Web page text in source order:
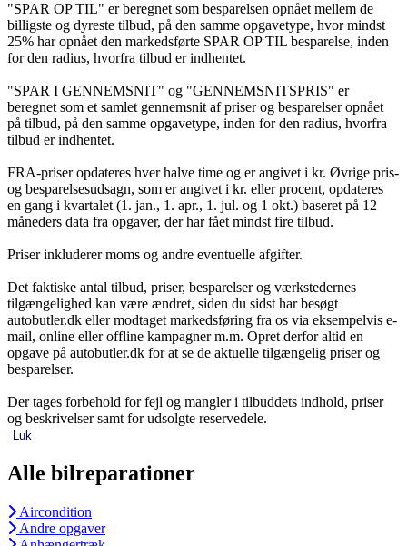
"SPAR OP TIL" er beregnet som besparelsen opnået mellem de
billigste og dyreste tilbud, på den samme opgavetype, hvor mindst
25% har opnået den markedsførte SPAR OP TIL besparelse, inden
for den radius, hvorfra tilbud er indhentet.
"SPAR I GENNEMSNIT" og "GENNEMSNITSPRIS" er
beregnet som et samlet gennemsnit af priser og besparelser opnået
på tilbud, på den samme opgavetype, inden for den radius, hvorfra
tilbud er indhentet.
FRA-priser opdateres hver halve time og er angivet i kr. Øvrige pris-
og besparelsesudsagn, som er angivet i kr. eller procent, opdateres
en gang i kvartalet (1. jan., 1. apr., 1. jul. og 1 okt.) baseret på 12
måneders data fra opgaver, der har fået mindst fire tilbud.
Priser inkluderer moms og andre eventuelle afgifter.
Det faktiske antal tilbud, priser, besparelser og værkstedernes
tilgængelighed kan være ændret, siden du sidst har besøgt
autobutler.dk eller modtaget markedsføring fra os via eksempelvis e-
mail, online eller offline kampagner m.m. Opret derfor altid en
opgave på autobutler.dk for at se de aktuelle tilgængelig priser og
besparelser.
Der tages forbehold for fejl og mangler i tilbuddets indhold, priser
og beskrivelser samt for udsolgte reservedele.
Luk
Alle bilreparationer
Aircondition
Andre opgaver